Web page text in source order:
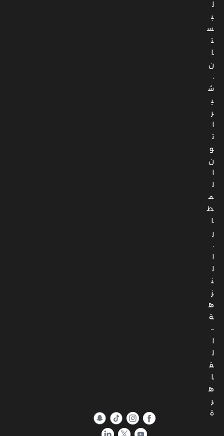
ل
ب
س
ت
ا
ن
،
ش
ي
ر
ا
ت
و
ن
ا
ل
م
ط
ا
ر
،
ا
ل
ن
ز
ه
ة
–
ا
ل
ق
ا
ه
ر
ة